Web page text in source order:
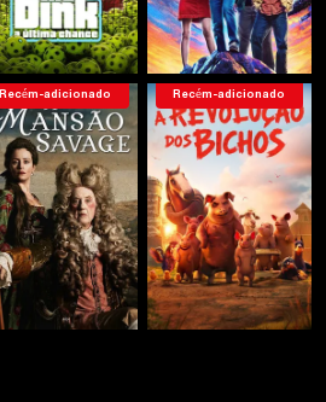
Recém-adicionado Recém-adicionado